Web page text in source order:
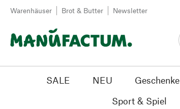
Zum Inhalt springen
Warenhäuser Brot & Butter Newsletter
SALE NEU Geschenke
Sport & Spiel